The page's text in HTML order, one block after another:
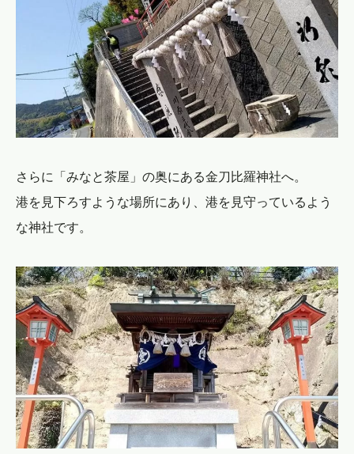
さらに「みなと茶屋」の奥にある金刀比羅神社へ。
港を見下ろすような場所にあり、港を見守っているよう
な神社です。